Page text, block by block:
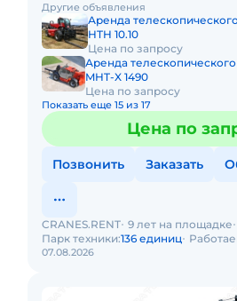
подъема
Другие объявления
Аренда
HTH 10.10
Цена по запросу
Аренда
MHT-X 1490
Цена по запросу
Показать еще 15 из 17
Цена по
Позвонить Заказать
07.08.2026
CRANES.RENT 9 лет на площадке
Парк техники:136 единиц